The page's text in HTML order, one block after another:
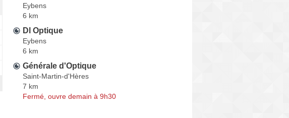
Eybens
6 km
Dl Optique
Eybens
6 km
Générale d'Optique
Saint-Martin-d'Hères
7 km
Fermé, ouvre demain à 9h30